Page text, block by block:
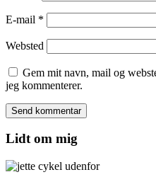
E-mail *
Websted
Gem mit navn, mail og
jeg kommenterer.
Lidt om mig